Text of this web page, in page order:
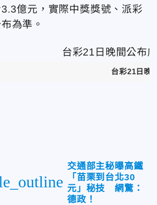
億元，實際中獎獎號、派彩
為準。
台彩21日晚
交通部主秘曝高鐵
「苗栗到台北30
元」秘技 網驚：
德政！